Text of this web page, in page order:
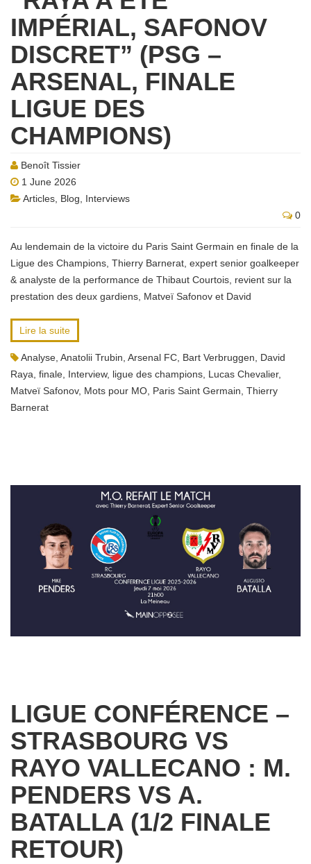
IMPÉRIAL, SAFONOV
DISCRET” (PSG –
ARSENAL, FINALE
LIGUE DES
CHAMPIONS)
Benoît Tissier
1 June 2026
Articles Blog
Interviews
0
Au lendemain de la victoire du Paris Saint Germain en finale de la
Ligue des Champions, Thierry Barnerat, expert senior goalkeeper
& analyste de la performance de Thibaut Courtois, revient sur la
prestation des deux gardiens, Matveï Safonov et David
Lire la suite
Analyse Anatolii Trubin Arsenal FC Bart Verbruggen
David
Raya finale Interview, ligue des champions Lucas Chevalier,
Matveï Safonov, Mots pour MO Paris Saint Germain Thierry
Barnerat
LIGUE CONFÉRENCE –
STRASBOURG VS
RAYO VALLECANO : M.
PENDERS VS A.
BATALLA (1/2 FINALE
RETOUR)